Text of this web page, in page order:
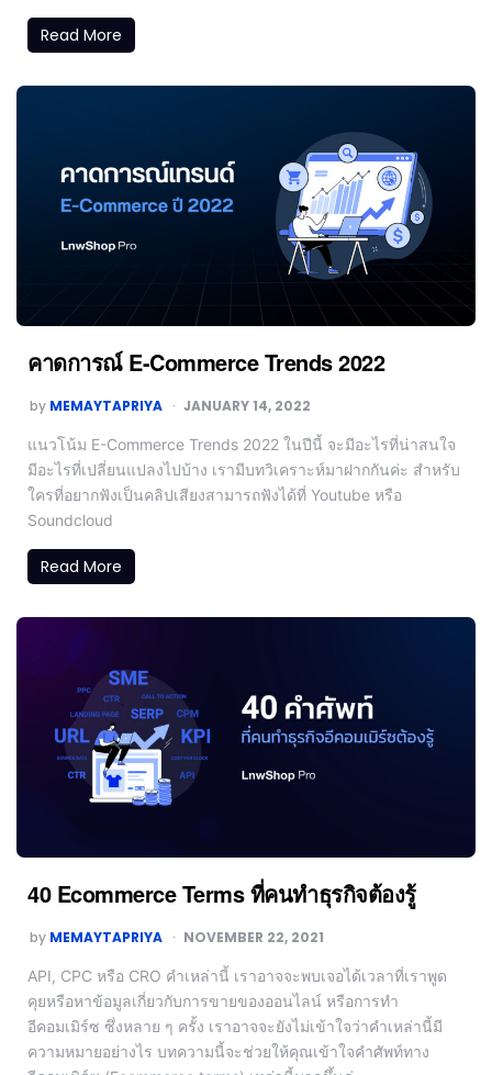
Read More
คาดการณ์ E-Commerce Trends 2022
by MEMAYTAPRIYA JANUARY 14, 2022
แนวโน้ม E-Commerce Trends 2022 ในปีนี้ จะมีอะไรที่น่าสนใจ
มีอะไรที่เปลี่ยนแปลงไปบ้าง เรามีบทวิเคราะห์มาฝากกันค่ะ สำหรับ
ใครที่อยากฟังเป็นคลิปเสียงสามารถฟังได้ที่ Youtube หรือ
Soundcloud
Read More
40 Ecommerce Terms ที่คนทำธุรกิจต้องรู้
by MEMAYTAPRIYA NOVEMBER 22, 2021
API, CPC หรือ CRO คำเหล่านี้ เราอาจจะพบเจอได้เวลาที่เราพูด
คุยหรือหาข้อมูลเกี่ยวกับการขายของออนไลน์ หรือการทำ
อีคอมเมิร์ซ ซึ่งหลาย ๆ ครั้ง เราอาจจะยังไม่เข้าใจว่าคำเหล่านี้มี
ความหมายอย่างไร บทความนี้จะช่วยให้คุณเข้าใจคำศัพท์ทาง